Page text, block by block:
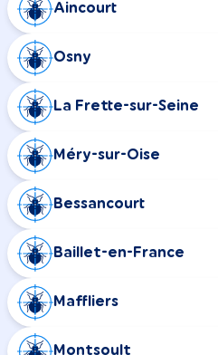
Aincourt
Osny
La Frette-sur-Seine
Méry-sur-Oise
Bessancourt
Baillet-en-France
Maffliers
Montsoult